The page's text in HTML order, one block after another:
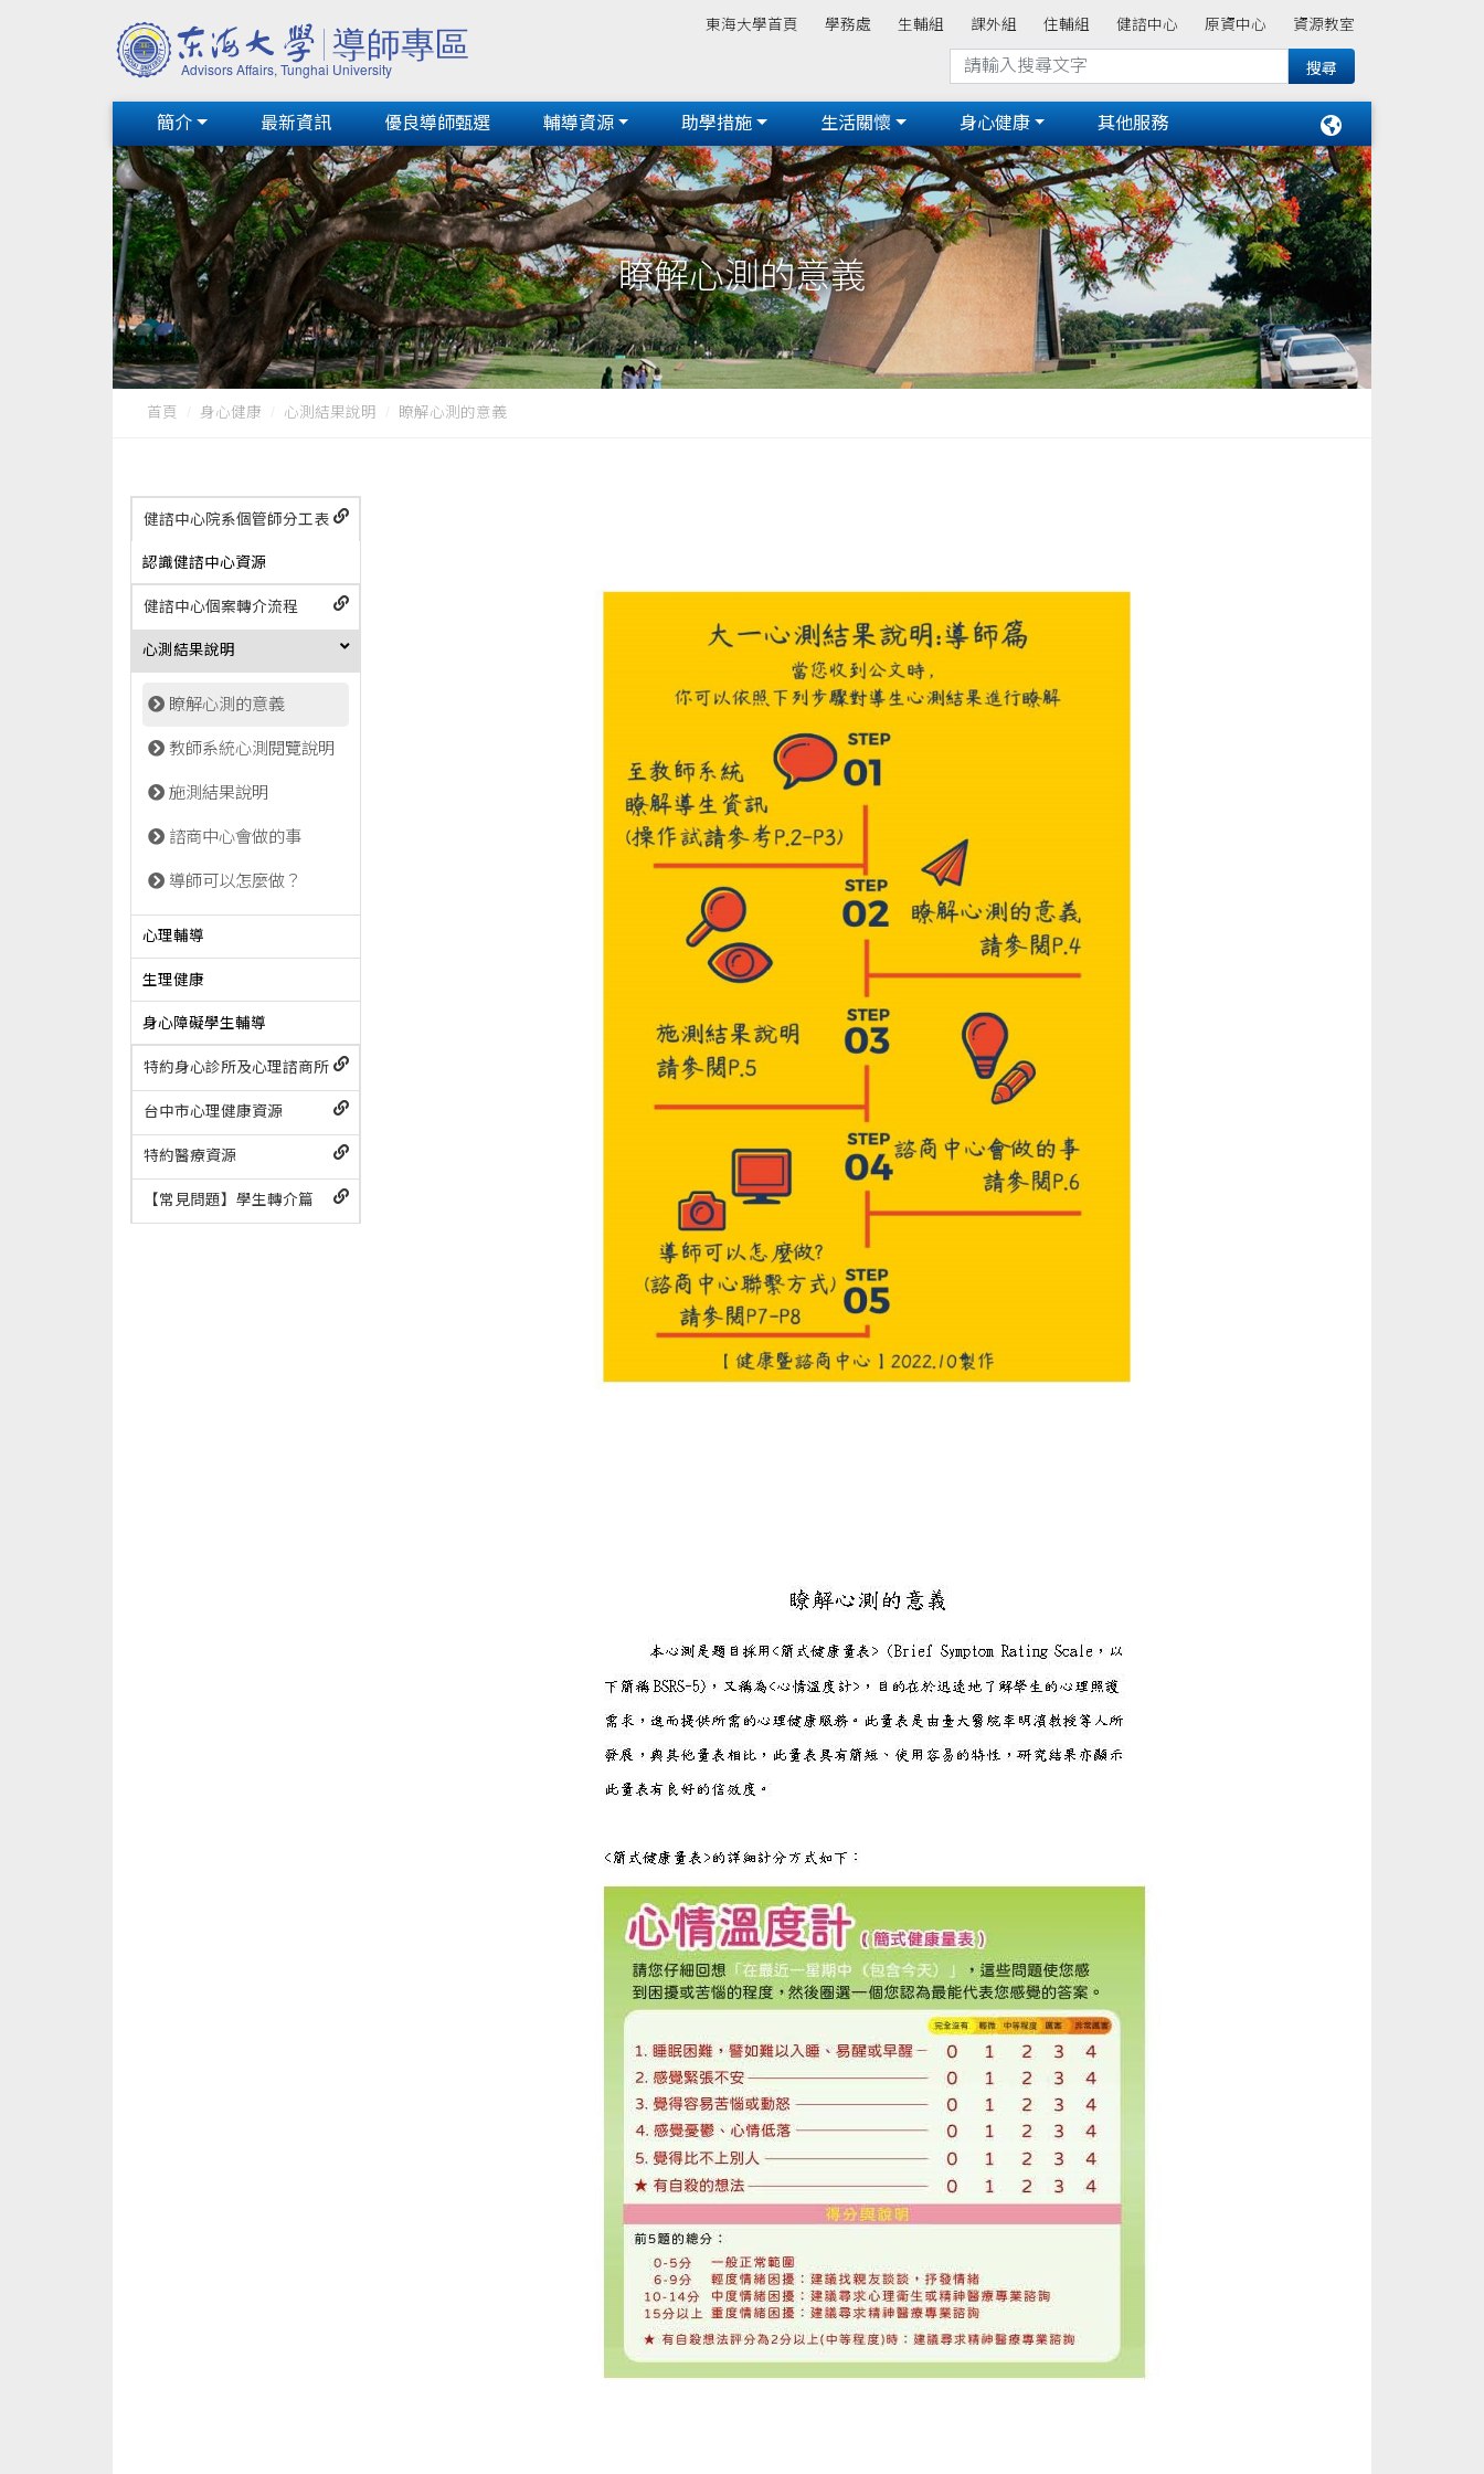
東海大學首頁 學務處 生輔組 課外組 住輔組 健諮中心 原資中心 資源教室
簡介 最新資訊 優良導師甄選 輔導資源 助學措施 生活關懷 身心健康 其他服務
瞭解心測的意義
首頁 身心健康 心測結果說明 瞭解心測的意義
健諮中心院系個管師分工表
認識健諮中心資源
健諮中心個案轉介流程
心測結果說明
瞭解心測的意義
教師系統心測閱覽說明
施測結果說明
諮商中心會做的事
導師可以怎麼做？
心理輔導
生理健康
身心障礙學生輔導
特約身心診所及心理諮商所
台中市心理健康資源
特約醫療資源
【常見問題】學生轉介篇